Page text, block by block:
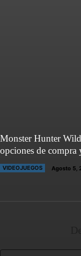
Monster Hunter
opciones de
VIDEOJUEGOS Agosto 5,